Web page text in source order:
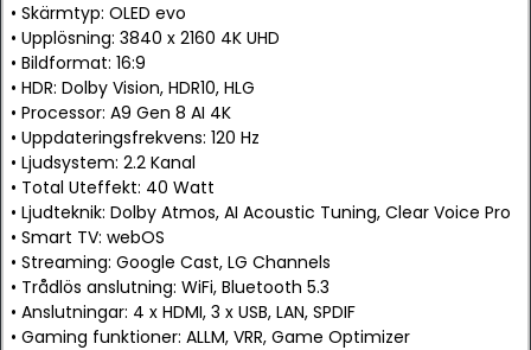
• Skärmtyp: OLED evo
• Upplösning: 3840 x 2160 4K UHD
• Bildformat: 16:9
• HDR: Dolby Vision, HDR10, HLG
• Processor: A9 Gen 8 AI 4K
• Uppdateringsfrekvens: 120 Hz
• Ljudsystem: 2.2 Kanal
• Total Uteffekt: 40 Watt
• Ljudteknik: Dolby Atmos, AI Acoustic Tuning, Clear Voice Pro
• Smart TV: webOS
• Streaming: Google Cast, LG Channels
• Trådlös anslutning: WiFi, Bluetooth 5.3
• Anslutningar: 4 x HDMI, 3 x USB, LAN, SPDIF
• Gaming funktioner: ALLM, VRR, Game Optimizer